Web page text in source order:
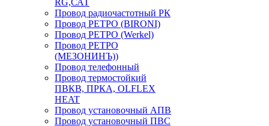
RG,САТ
Провод радиочастотный РК
Провод РЕТРО (BIRONI)
Провод РЕТРО (Werkel)
Провод РЕТРО
(МЕЗОНИНЪ))
Провод телефонный
Провод термостойкий
ПВКВ, ПРКА, OLFLEX
HEAT
Провод установочный АПВ
Провод установочный ПВС